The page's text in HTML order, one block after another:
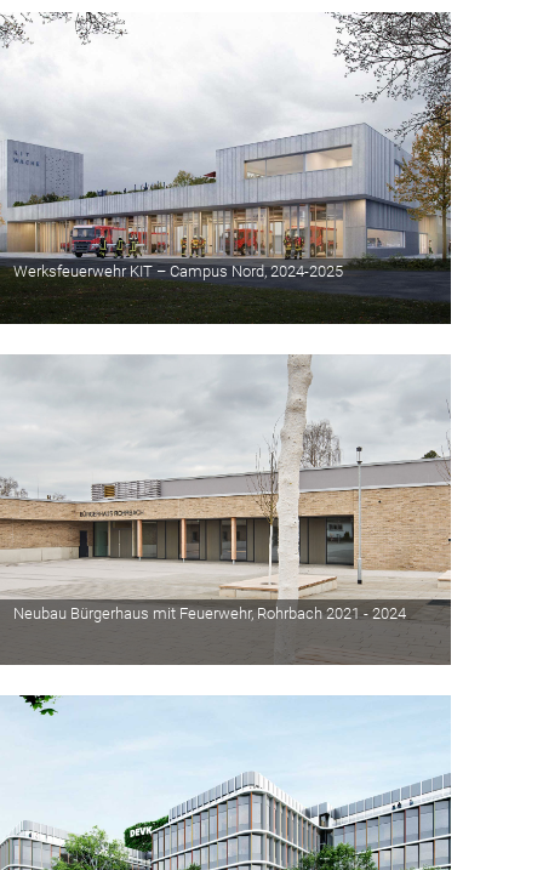
Werksfeuerwehr KIT – Campus Nord, 2024-2025
Neubau Bürgerhaus mit Feuerwehr, Rohrbach 2021 - 2024